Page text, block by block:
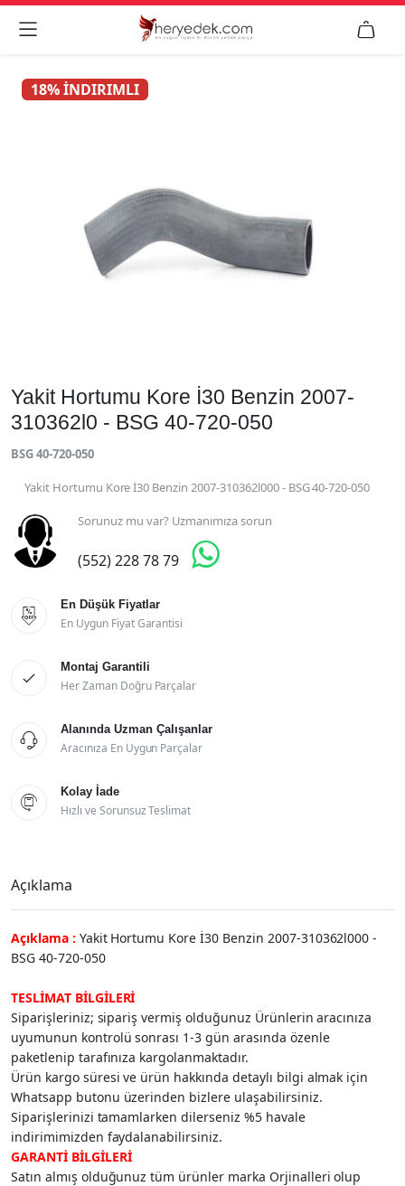
 
18% İNDIRIMLI
Yakit Hortumu Kore İ30 Benzin 2007-
310362l0 - BSG 40-720-050
BSG 40-720-050
Yakit Hortumu Kore İ30 Benzin 2007-310362l000 - BSG 40-720-050
Sorunuz mu var? Uzmanımıza sorun
(552) 228 78 79 

En Düşük Fiyatlar
En Uygun Fiyat Garantisi

Montaj Garantili
Her Zaman Doğru Parçalar

Alanında Uzman Çalışanlar
Aracınıza En Uygun Parçalar

Kolay İade
Hızlı ve Sorunsuz Teslimat
Açıklama
Açıklama : Yakit Hortumu Kore İ30 Benzin 2007-310362l000 -
BSG 40-720-050
TESLİMAT BİLGİLERİ
Siparişleriniz; sipariş vermiş olduğunuz Ürünlerin aracınıza
uyumunun kontrolü sonrası 1-3 gün arasında özenle
paketlenip tarafınıza kargolanmaktadır.
Ürün kargo süresi ve ürün hakkında detaylı bilgi almak için
Whatsapp butonu üzerinden bizlere ulaşabilirsiniz.
Siparişlerinizi tamamlarken dilerseniz %5 havale
indirimimizden faydalanabilirsiniz.
GARANTİ BİLGİLERİ
Satın almış olduğunuz tüm ürünler marka Orjinalleri olup